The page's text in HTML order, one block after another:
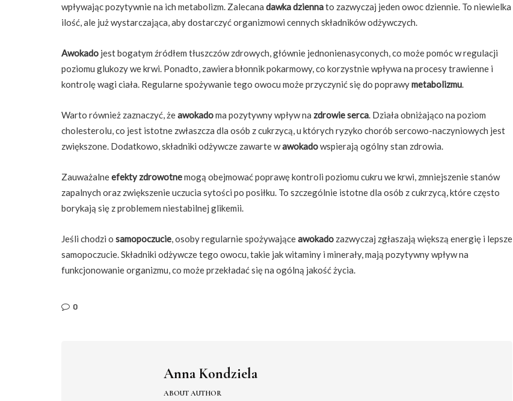
wpływając pozytywnie na ich metabolizm. Zalecana dawka dziennato zazwyczaj jeden owoc dziennie. To niewielka
ilość, ale już wystarczająca, aby dostarczyć organizmowi cennych składników odżywczych.
Awokado jest bogatym źródłem tłuszczów zdrowych, głównie jednonienasyconych, co może pomóc w regulacji
poziomu glukozy we krwi. Ponadto, zawiera błonnik pokarmowy, co korzystnie wpływa na procesy trawienne i
kontrolę wagi ciała. Regularne spożywanie tego owocu może przyczynić się do poprawymetabolizmu.
Warto również zaznaczyć, żeawokadoma pozytywny wpływ na zdrowie serca. Działa obniżająco na poziom
cholesterolu, co jest istotne zwłaszcza dla osób z cukrzycą, u których ryzyko chorób sercowo-naczyniowych jest
zwiększone. Dodatkowo, składniki odżywcze zawarte wawokadowspierają ogólny stan zdrowia.
Zauważalneefekty zdrowotnemogą obejmować poprawę kontroli poziomu cukru we krwi, zmniejszenie stanów
zapalnych oraz zwiększenie uczucia sytości po posiłku. To szczególnie istotne dla osób z cukrzycą, które często
borykają się z problemem niestabilnej glikemii.
Jeśli chodzi o samopoczucie, osoby regularnie spożywająceawokado zazwyczaj zgłaszają większą energię i lepsze
samopoczucie. Składniki odżywcze tego owocu, takie jak witaminy i minerały, mają pozytywny wpływ na
funkcjonowanie organizmu, co może przekładać się na ogólną jakość życia.
0
Anna Kondziela
ABOUT AUTHOR